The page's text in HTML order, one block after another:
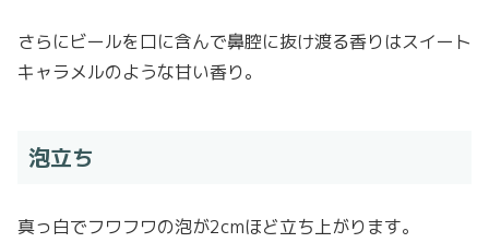
さらにビールを口に含んで鼻腔に抜け渡る香りはスイート
キャラメルのような甘い香り。
泡立ち
真っ白でフワフワの泡が2cmほど立ち上がります。